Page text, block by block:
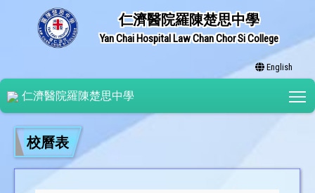
仁濟醫院羅陳楚思中學
Yan Chai Hospital Law Chan Chor Si College
English
仁濟醫院羅陳楚思中學
校曆表